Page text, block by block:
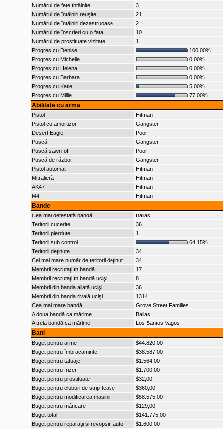
Numărul de fete întâlnite
3
Numărul de întâlniri reuşite
21
Numărul de întâlniri dezastruoase
2
Numărul de înscrieri cu o fata
10
Numărul de prostituate vizitate
1
Progres cu Denise
100.00%
Progres cu Michelle
0.00%
Progres cu Helena
0.00%
Progres cu Barbara
0.00%
Progres cu Katie
5.00%
Progres cu Millie
77.00%
Abilitate cu arma
Pistol
Hitman
Pistol cu amortizor
Gangster
Desert Eagle
Poor
Puşcă
Gangster
Puşcă sawn-off
Poor
Puşcă de război
Gangster
Pistol automat
Hitman
Mitralieră
Hitman
AK47
Hitman
M4
Hitman
Bande
Cea mai detestată bandă
Ballas
Teritorii cucerite
36
Teritorii pierdute
1
Teritorii sub control
64.15%
Teritorii deţinute
34
Cel mai mare număr de teritorii deţinut
34
Membrii recrutaţi în bandă
17
Membrii recrutaţi în bandă ucişi
8
Membrii din banda aliată ucişi
36
Membrii din banda rivală ucişi
1314
Cea mai mare bandă
Grove Street Families
A doua bandă ca mărime
Ballas
A treia bandă ca mărime
Los Santos Vagos
Bani
Buget pentru arme
$44.820,00
Buget pentru îmbracaminte
$38.587,00
Buget pentru tatuaje
$1.564,00
Buget pentru frizer
$1.700,00
Buget pentru prostituate
$32,00
Buget pentru cluburi de strip-tease
$360,00
Buget pentru modificarea maşinii
$58.575,00
Buget pentru mâncare
$129,00
Buget total
$141.775,00
Buget pentru reparaţii şi revopsiri auto
$1.600,00